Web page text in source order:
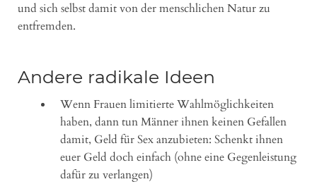
und sich selbst damit von der menschlichen Natur zu
entfremden.
Andere radikale Ideen
Wenn Frauen limitierte Wahlmöglichkeiten
haben, dann tun Männer ihnen keinen Gefallen
damit, Geld für Sex anzubieten: Schenkt ihnen
euer Geld doch einfach (ohne eine Gegenleistung
dafür zu verlangen)